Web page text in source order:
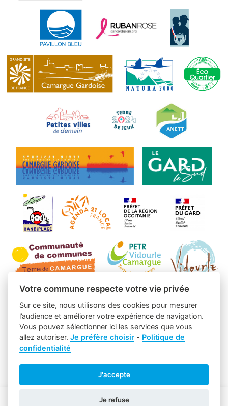
Votre commune respecte votre vie privée
Sur ce site, nous utilisons des cookies pour mesurer
l’audience et améliorer votre expérience de navigation.
Vous pouvez sélectionner ici les services que vous
allez autoriser.Je préfère choisir - Politique de
confidentialité
J'accepte
Je refuse